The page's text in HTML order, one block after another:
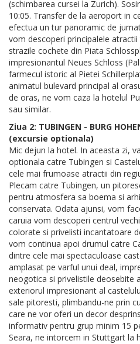
(schimbarea cursei la Zurich).
10:05. Transfer de la aeroport in
efectua un tur panoramic de
vom descoperi principalele
strazile cochete din Piata
impresionantul Neues Schloss
farmecul istoric al Pietei
animatul bulevard principal al
de oras, ne vom caza la hotelul
sau similar.
Ziua 2: TUBINGEN - BURG
(excursie optionala)
Mic dejun la hotel. In aceasta zi,
optionala catre Tubingen si
cele mai frumoase atractii din
Plecam catre Tubingen, un
pentru atmosfera sa boema si
conservata. Odata ajunsi, vom
caruia vom descoperi centrul
colorate si privelisti incantatoare
vom continua apoi drumul catre
dintre cele mai spectaculoase
amplasat pe varful unui deal,
neogotica si privelistile deosebite
exteriorul impresionant al
sale pitoresti, plimbandu-ne prin
care ne vor oferi un decor
informativ pentru grup minim 15
Seara, ne intorcem in Stuttgart la